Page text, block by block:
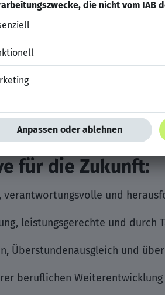
Systemen, vorzugsweise
und betriebswirtschaftliche
diese Stelle eine
bei INGSERV und
bietet gute Optionen für
Industrie in Kölleda.
für die Zukunft:
verantwortungsvolle und
leistungsgerechte und durch
Überstundenausgleich und
beruflichen Weiterentwicklung